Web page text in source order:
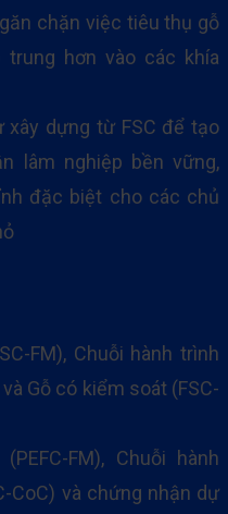
chặn việc tiêu thụ gỗ
hơn vào các khía
xây dựng từ FSC để tạo
lâm nghiệp bền vững,
đặc biệt cho các chủ
FM), Chuỗi hành trình
Gỗ có kiểm soát (FSC-
FM), Chuỗi hành
CoC) và chứng nhận dự